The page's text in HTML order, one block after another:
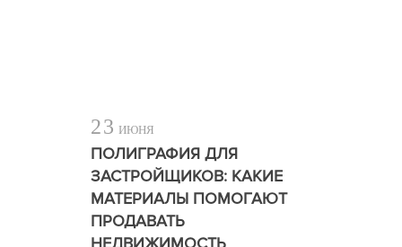
23 ИЮНЯ
ПОЛИГРАФИЯ ДЛЯ
ЗАСТРОЙЩИКОВ: КАКИЕ
МАТЕРИАЛЫ ПОМОГАЮТ
ПРОДАВАТЬ